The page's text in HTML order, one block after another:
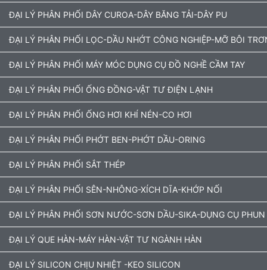
ĐẠI LÝ PHÂN PHỐI DÂY CUROA-DÂY BĂNG TẢI-DÂY PU
ĐẠI LÝ PHÂN PHỐI LỌC-DẦU NHỚT CÔNG NGHIỆP-MỠ BÔI
ĐẠI LÝ PHÂN PHỐI MÁY MÓC DỤNG CỤ ĐỒ NGHỀ CẦM TAY
ĐẠI LÝ PHÂN PHỐI ỐNG ĐỒNG-VẬT TƯ ĐIỆN LẠNH
ĐẠI LÝ PHÂN PHỐI ỐNG HƠI KHÍ NÉN-CO HƠI
ĐẠI LÝ PHÂN PHỐI PHỚT BEN-PHỚT DẦU-ORING
ĐẠI LÝ PHÂN PHỐI SẮT THÉP
ĐẠI LÝ PHÂN PHỐI SÊN-NHÔNG-XÍCH DĨA-KHỚP NỐI
ĐẠI LÝ PHÂN PHỐI SƠN NƯỚC-SƠN DẦU-SIKA-DỤNG CỤ
ĐẠI LÝ QUE HÀN-MÁY HÀN-VẬT TƯ NGÀNH HÀN
ĐẠI LÝ SILICON CHỊU NHIỆT -KEO SILICON